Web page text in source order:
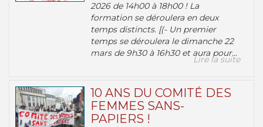
2026 de 14h00 à 18h00 ! La
formation se déroulera en deux
temps distincts. [(- Un premier
temps se déroulera le dimanche 22
mars de 9h30 à 16h30 et aura pour...
Lire la suite
10 ANS DU COMITÉ DES
FEMMES SANS-
PAPIERS !